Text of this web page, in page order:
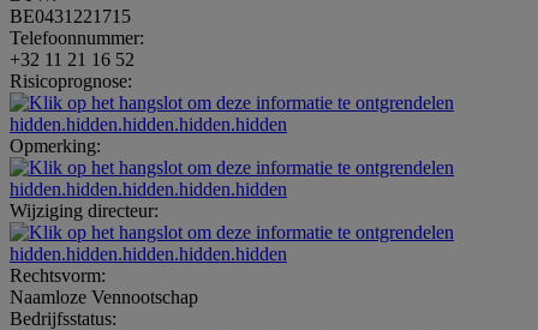
BE0431221715
Telefoonnummer:
+32 11 21 16 52
Risicoprognose:
hidden.hidden.hidden.hidden.hidden
Opmerking:
hidden.hidden.hidden.hidden.hidden
Wijziging directeur:
hidden.hidden.hidden.hidden.hidden
Rechtsvorm:
Naamloze Vennootschap
Bedrijfsstatus: